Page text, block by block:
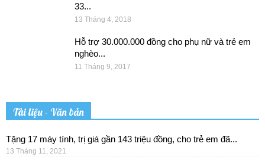
33...
13 Tháng 4, 2018
Hỗ trợ 30.000.000 đồng cho phụ nữ và trẻ em
nghèo...
11 Tháng 9, 2017
Tài liệu - Văn bản
Tặng 17 máy tính, trị giá gần 143 triệu đồng, cho trẻ em đã...
13 Tháng 11, 2021